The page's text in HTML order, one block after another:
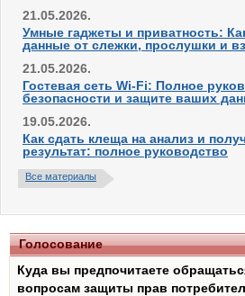
21.05.2026.
Умные гаджеты и приватность:
данные от слежки, прослушки и
21.05.2026.
Гостевая сеть Wi-Fi: Полное
безопасности и защите ваших
19.05.2026.
Как сдать клеща на анализ и
результат: полное руководство
Все материалы
Голосование
Куда вы предпочитаете
вопросам защиты прав